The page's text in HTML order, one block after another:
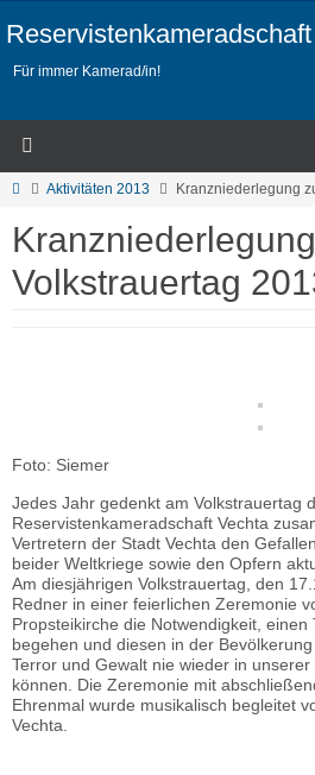
Inhalt
springen
Für immer Kamerad/in!
StartAktivitäten 2013 Kranzniederlegung
Volkstrauertag
Foto: Siemer
Jedes Jahr gedenkt am Volkstrauertag
Reservistenkameradschaft Vechta
Vertretern der Stadt Vechta den
beider Weltkriege sowie den Opfern
Am diesjährigen Volkstrauertag, den
Redner in einer feierlichen Zeremonie
Propsteikirche die Notwendigkeit, einen
begehen und diesen in der
Terror und Gewalt nie wieder in
können. Die Zeremonie mit
Ehrenmal wurde musikalisch begleitet
Vechta.